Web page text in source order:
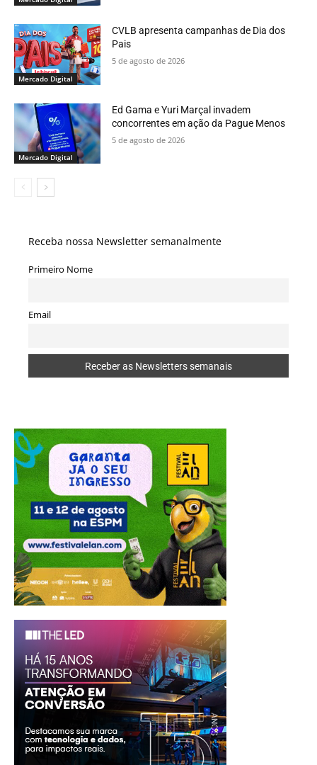
Mercado Digital
CVLB apresenta campanhas de Dia dos
Pais
5 de agosto de 2026
Mercado Digital
Ed Gama e Yuri Marçal invadem
concorrentes em ação da Pague Menos
5 de agosto de 2026
Receba nossa Newsletter semanalmente
Primeiro Nome
Email